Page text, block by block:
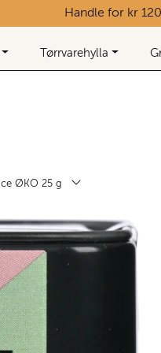
Handle for kr
Tørrvarehylla
ØKO 25 g